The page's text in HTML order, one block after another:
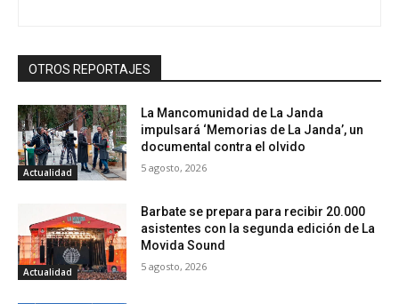
OTROS REPORTAJES
Actualidad
La Mancomunidad de La Janda
impulsará ‘Memorias de La Janda’, un
documental contra el olvido
5 agosto, 2026
Actualidad
Barbate se prepara para recibir 20.000
asistentes con la segunda edición de La
Movida Sound
5 agosto, 2026